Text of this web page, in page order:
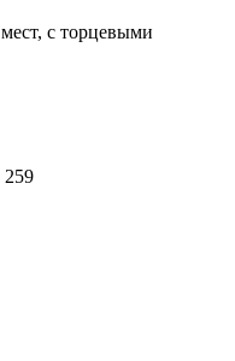
259